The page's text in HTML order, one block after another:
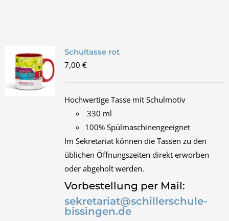
Schultasse rot
7,00 €
Hochwertige Tasse mit Schulmotiv
330 ml
100% Spülmaschinengeeignet
Im Sekretariat können die Tassen zu den
üblichen Öffnungszeiten direkt erworben
oder abgeholt werden.
Vorbestellung per Mail:
sekretariat@schillerschule-
bissingen.de